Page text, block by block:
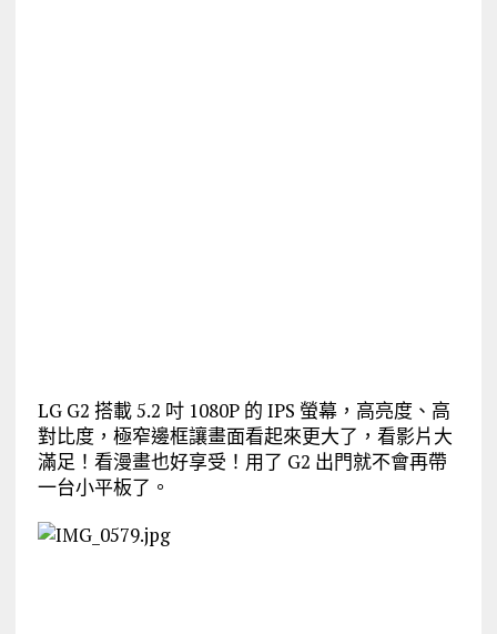
LG G2 搭載 5.2 吋 1080P 的 IPS 螢幕，高亮度、高
對比度，極窄邊框讓畫面看起來更大了，看影片大
滿足！看漫畫也好享受！用了 G2 出門就不會再帶
一台小平板了。